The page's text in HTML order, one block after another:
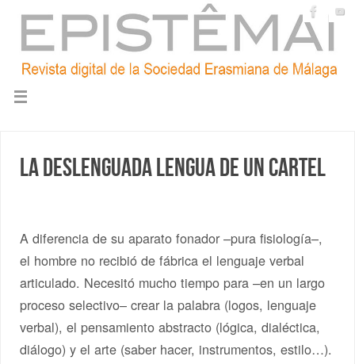
La deslenguada lengua de un cartel
A diferencia de su aparato fonador –pura fisiología–,
el hombre no recibió de fábrica el lenguaje verbal
articulado. Necesitó mucho tiempo para –en un largo
proceso selectivo– crear la palabra (logos, lenguaje
verbal), el pensamiento abstracto (lógica, dialéctica,
diálogo) y el arte (saber hacer, instrumentos, estilo…).